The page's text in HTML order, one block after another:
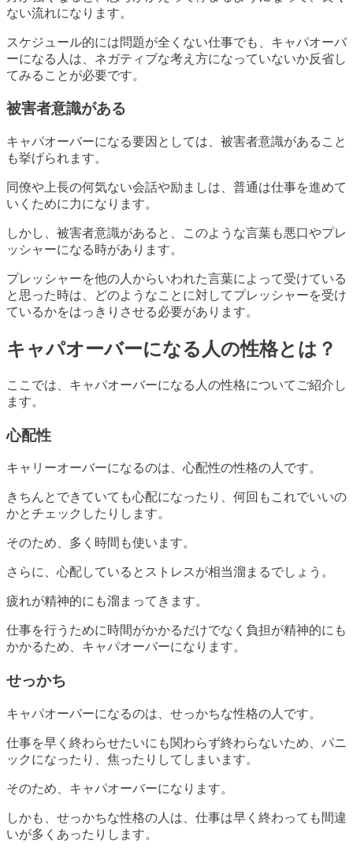
ない流れになります。
スケジュール的には問題が全くない仕事でも、キャパオーバ
ーになる人は、ネガティブな考え方になっていないか反省し
てみることが必要です。
被害者意識がある
キャパオーバーになる要因としては、被害者意識があること
も挙げられます。
同僚や上長の何気ない会話や励ましは、普通は仕事を進めて
いくために力になります。
しかし、被害者意識があると、このような言葉も悪口やプレ
ッシャーになる時があります。
プレッシャーを他の人からいわれた言葉によって受けている
と思った時は、どのようなことに対してプレッシャーを受け
ているかをはっきりさせる必要があります。
キャパオーバーになる人の性格とは？
ここでは、キャパオーバーになる人の性格についてご紹介し
ます。
心配性
キャリーオーバーになるのは、心配性の性格の人です。
きちんとできていても心配になったり、何回もこれでいいの
かとチェックしたりします。
そのため、多く時間も使います。
さらに、心配しているとストレスが相当溜まるでしょう。
疲れが精神的にも溜まってきます。
仕事を行うために時間がかかるだけでなく負担が精神的にも
かかるため、キャパオーバーになります。
せっかち
キャパオーバーになるのは、せっかちな性格の人です。
仕事を早く終わらせたいにも関わらず終わらないため、パニ
ックになったり、焦ったりしてしまいます。
そのため、キャパオーバーになります。
しかも、せっかちな性格の人は、仕事は早く終わっても間違
いが多くあったりします。